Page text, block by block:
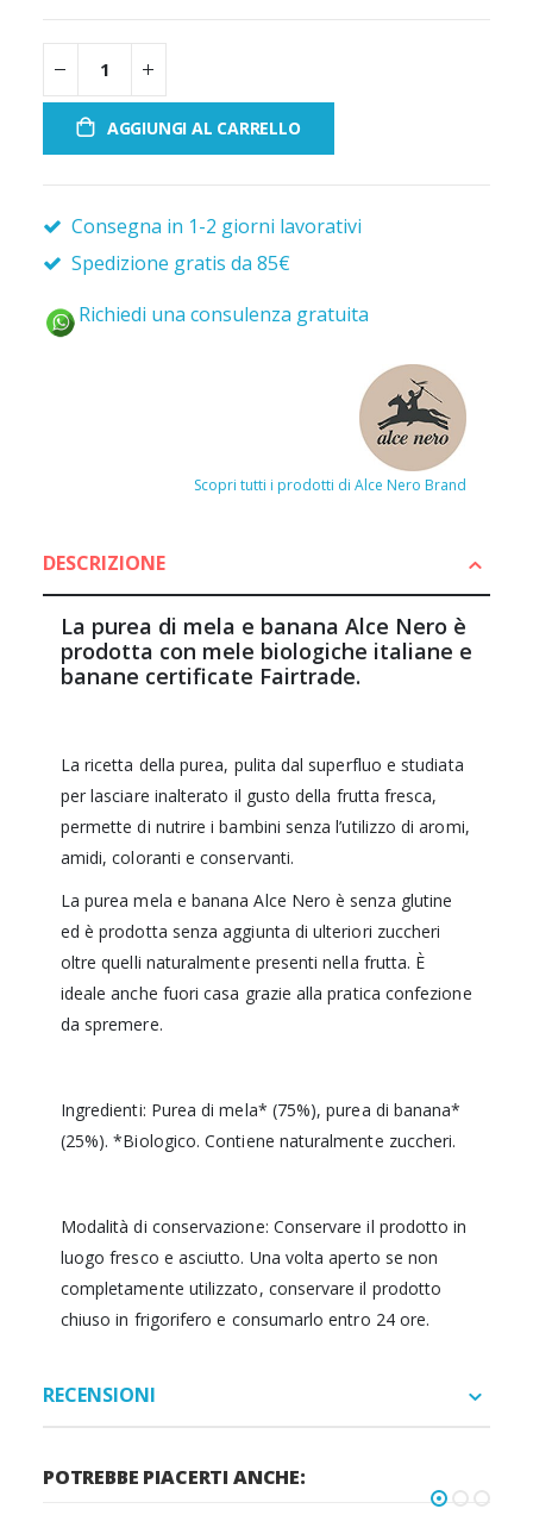
AGGIUNGI AL CARRELLO
Consegna in 1-2 giorni lavorativi
Spedizione gratis da 85€
Richiedi una consulenza gratuita
Scopri tutti i prodotti di Alce Nero Brand
DESCRIZIONE
La purea di mela e banana Alce Nero è
prodotta con mele biologiche italiane e
banane certificate Fairtrade.
La ricetta della purea, pulita dal superfluo e studiata
per lasciare inalterato il gusto della frutta fresca,
permette di nutrire i bambini senza l’utilizzo di aromi,
amidi, coloranti e conservanti.
La purea mela e banana Alce Nero è senza glutine
ed è prodotta senza aggiunta di ulteriori zuccheri
oltre quelli naturalmente presenti nella frutta. È
ideale anche fuori casa grazie alla pratica confezione
da spremere.
Ingredienti: Purea di mela* (75%), purea di banana*
(25%). *Biologico. Contiene naturalmente zuccheri.
Modalità di conservazione: Conservare il prodotto in
luogo fresco e asciutto. Una volta aperto se non
completamente utilizzato, conservare il prodotto
chiuso in frigorifero e consumarlo entro 24 ore.
RECENSIONI
POTREBBE PIACERTI ANCHE: